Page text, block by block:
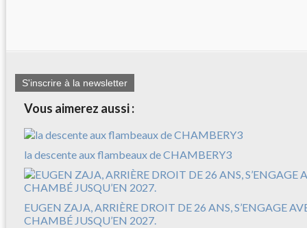
S'inscrire à la newsletter
Vous aimerez aussi :
la descente aux flambeaux de CHAMBERY3
EUGEN ZAJA, ARRIÈRE DROIT DE 26 ANS, S’ENGAGE
CHAMBÉ JUSQU’EN 2027.